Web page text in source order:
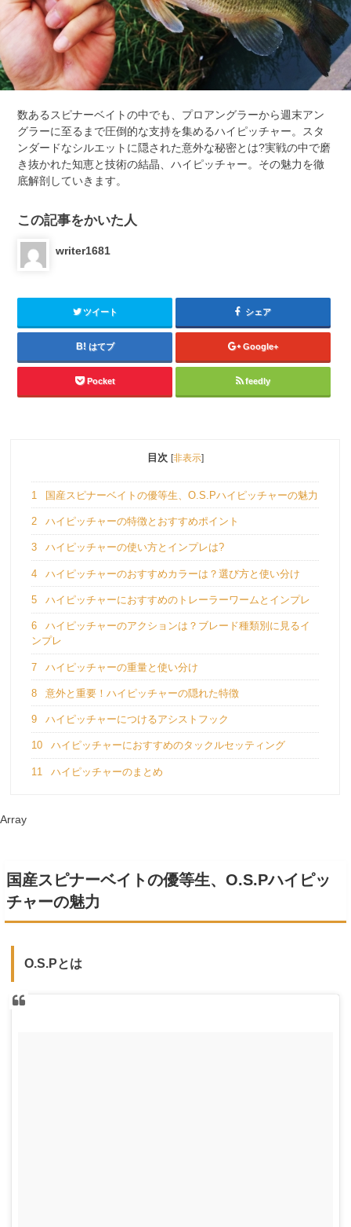
数あるスピナーベイトの中でも、プロアングラーから週末アン
グラーに至るまで圧倒的な支持を集めるハイピッチャー。スタ
ンダードなシルエットに隠された意外な秘密とは?実戦の中で磨
き抜かれた知恵と技術の結晶、ハイピッチャー。その魅力を徹
底解剖していきます。
この記事をかいた人
writer1681
ツイート シェア
はてブ Google+
Pocket feedly
目次 [非表示]
1 国産スピナーベイトの優等生、O.S.Pハイピッチャーの魅力
2 ハイピッチャーの特徴とおすすめポイント
3 ハイピッチャーの使い方とインプレは?
4 ハイピッチャーのおすすめカラーは？選び方と使い分け
5 ハイピッチャーにおすすめのトレーラーワームとインプレ
6
ハイピッチャーのアクションは？ブレード種類別に見るイ
ンプレ
7 ハイピッチャーの重量と使い分け
8 意外と重要！ハイピッチャーの隠れた特徴
9 ハイピッチャーにつけるアシストフック
10 ハイピッチャーにおすすめのタックルセッティング
11 ハイピッチャーのまとめ
Array
国産スピナーベイトの優等生、O.S.Pハイピッ
チャーの魅力
O.S.Pとは